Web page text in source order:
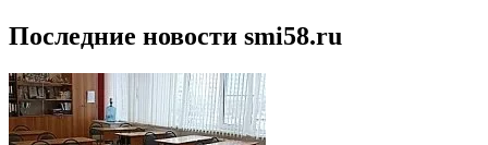
Последние новости smi58.ru